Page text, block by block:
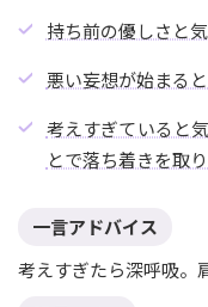
持ち前の優しさと
悪い妄想が始まる
考えすぎていると
とで落ち着きを取
一言アドバイス
考えすぎたら深呼吸。